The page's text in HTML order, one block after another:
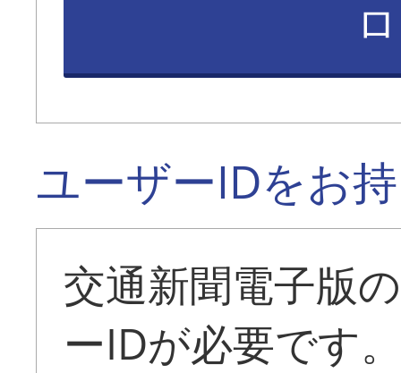
ユーザーIDをお
交通新聞電子版
ーIDが必要です